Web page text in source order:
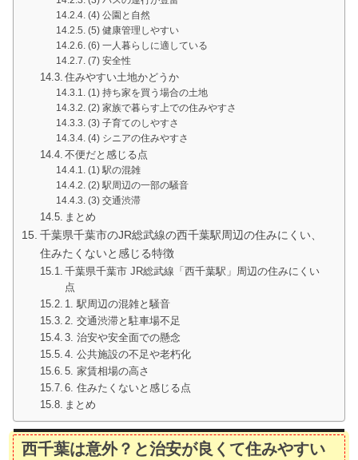
(4) 公園と自然
(5) 健康管理しやすい
(6) 一人暮らしに適している
(7) 安全性
住みやすい土地かどうか
(1) 持ち家を買う場合の土地
(2) 家族で暮らす上での住みやすさ
(3) 子育てのしやすさ
(4) シニアの住みやすさ
不便だと感じる点
(1) 駅の混雑
(2) 駅周辺の一部の騒音
(3) 交通渋滞
まとめ
千葉県千葉市のJR総武線の西千葉駅周辺の住みにくい、
住みたくないと感じる特徴
千葉県千葉市 JR総武線「西千葉駅」周辺の住みにくい
点
1. 駅周辺の混雑と騒音
2. 交通渋滞と駐車場不足
3. 治安や安全面での懸念
4. 公共施設の不足や老朽化
5. 家賃相場の高さ
6. 住みたくないと感じる点
まとめ
西千葉は意外？と治安が良くて住みやすい